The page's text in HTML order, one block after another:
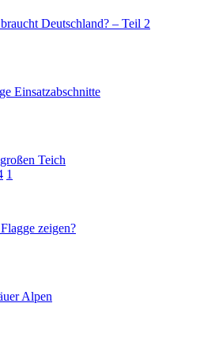
Deutschland? – Teil 2
Einsatzabschnitte
Teich
1
zeigen?
Alpen